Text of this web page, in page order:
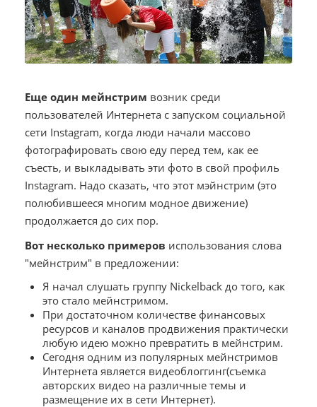
Еще один мейнстрим возник среди
пользователей Интернета с запуском социальной
сети Instagram, когда люди начали массово
фотографировать свою еду перед тем, как ее
съесть, и выкладывать эти фото в свой профиль
Instagram. Надо сказать, что этот мэйнстрим (это
полюбившееся многим модное движение)
продолжается до сих пор.
Вот несколько примеров использования слова
"мейнстрим" в предложении:
Я начал слушать группу Nickelback до того, как
это стало мейнстримом.
При достаточном количестве финансовых
ресурсов и каналов продвижения практически
любую идею можно превратить в мейнстрим.
Сегодня одним из популярных мейнстримов
Интернета является видеоблоггинг(съемка
авторских видео на различные темы и
размещение их в сети Интернет).